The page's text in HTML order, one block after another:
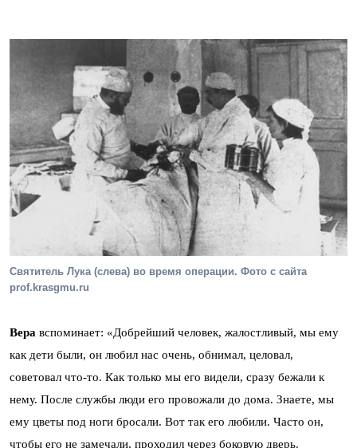
Святитель Лука (слева) во время операции. Фото с сайта
prof.krasgmu.ru
Вера вспоминает: «Добрейший человек, жалостливый, мы ему
как дети были, он любил нас очень, обнимал, целовал,
советовал что-то. Как только мы его видели, сразу бежали к
нему. После службы люди его провожали до дома. Знаете, мы
ему цветы под ноги бросали. Вот так его любили. Часто он,
чтобы его не замечали, проходил через боковую дверь.